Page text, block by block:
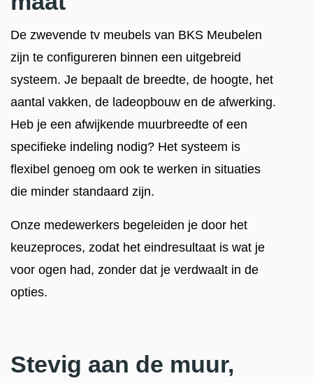
De zwevende tv meubels van BKS Meubelen
zijn te configureren binnen een uitgebreid
systeem. Je bepaalt de breedte, de hoogte, het
aantal vakken, de ladeopbouw en de afwerking.
Heb je een afwijkende muurbreedte of een
specifieke indeling nodig? Het systeem is
flexibel genoeg om ook te werken in situaties
die minder standaard zijn.
Onze medewerkers begeleiden je door het
keuzeproces, zodat het eindresultaat is wat je
voor ogen had, zonder dat je verdwaalt in de
opties.
Stevig aan de muur,